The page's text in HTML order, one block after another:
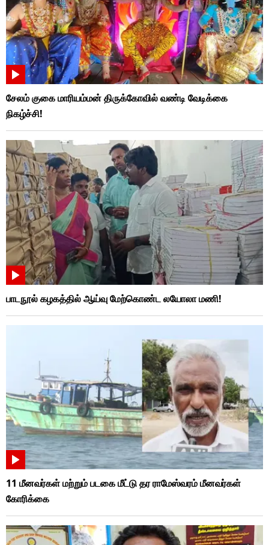
சேலம் குகை மாரியம்மன் திருக்கோவில் வண்டி வேடிக்கை
நிகழ்ச்சி!
பாடநூல் கழகத்தில் ஆய்வு மேற்கொண்ட லயோலா மணி!
11 மீனவர்கள் மற்றும் படகை மீட்டு தர ராமேஸ்வரம் மீனவர்கள்
கோரிக்கை